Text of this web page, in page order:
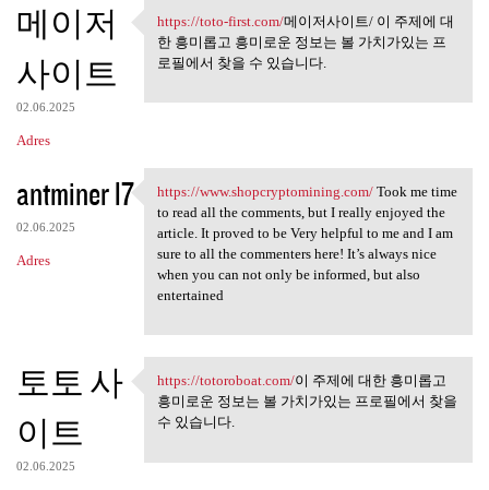
a
z
e
메이저
사이트
02.06.2025
Adres
https://toto-first.com/메이저사이트
https://toto-first.com/메이저사이트/ 이 주제에 대
한 흥미롭고 흥미로운 정보는 볼 가치가있는 프
로필에서 찾을 수 있습니다.
antminer l7
02.06.2025
Adres
https://www.shopcryptomining
https://www.shopcryptomining.com/Took me time
to read all the comments, but I really enjoyed the
article. It proved to be Very helpful to me and I am
sure to all the commenters here! It’s always nice
when you can not only be informed, but also
entertained
토토 사
이트
02.06.2025
https://totoroboat.com/이 주제에
https://totoroboat.com/이 주제에 대한 흥미롭고
흥미로운 정보는 볼 가치가있는 프로필에서 찾을
수 있습니다.